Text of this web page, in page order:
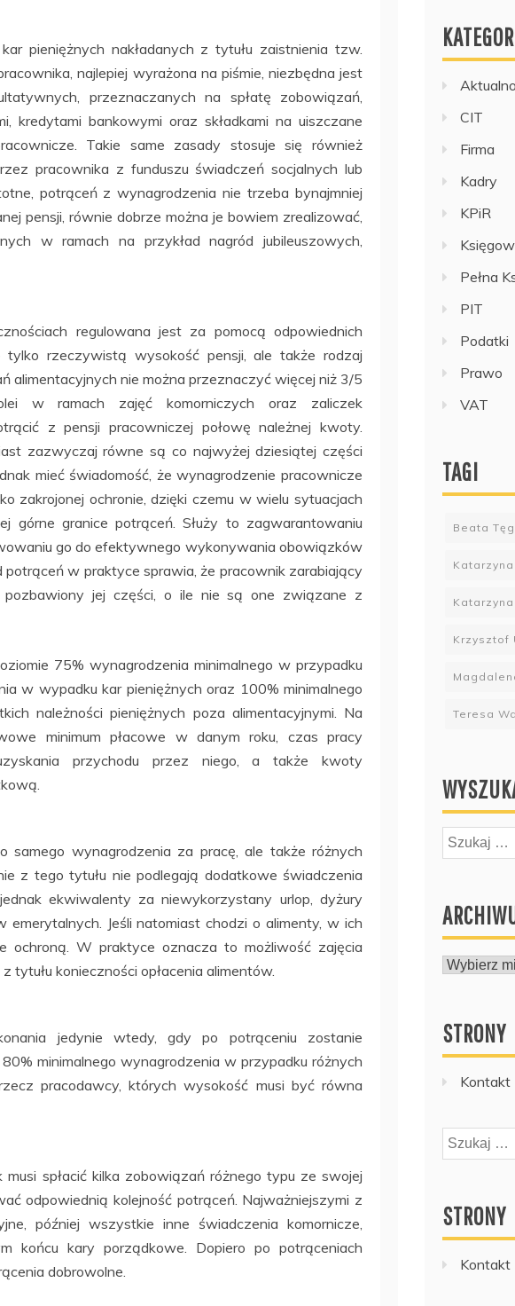
pieniężnych nakładanych z tytułu zaistnienia tzw.
najlepiej wyrażona na piśmie, niezbędna jest
przeznaczanych na spłatę zobowiązań,
kredytami bankowymi oraz składkami na uiszczane
Takie same zasady stosuje się również
pracownika z funduszu świadczeń socjalnych lub
potrąceń z wynagrodzenia nie trzeba bynajmniej
pensji, równie dobrze można je bowiem zrealizować,
w ramach na przykład nagród jubileuszowych,
regulowana jest za pomocą odpowiednich
rzeczywistą wysokość pensji, ale także rodzaj
alimentacyjnych nie można przeznaczyć więcej niż 3/5
w ramach zajęć komorniczych oraz zaliczek
z pensji pracowniczej połowę należnej kwoty.
zazwyczaj równe są co najwyżej dziesiątej części
mieć świadomość, że wynagrodzenie pracownicze
zakrojonej ochronie, dzięki czemu w wielu sytuacjach
górne granice potrąceń. Służy to zagwarantowaniu
go do efektywnego wykonywania obowiązków
w praktyce sprawia, że pracownik zarabiający
pozbawiony jej części, o ile nie są one związane z
75% wynagrodzenia minimalnego w przypadku
w wypadku kar pieniężnych oraz 100% minimalnego
należności pieniężnych poza alimentacyjnymi. Na
minimum płacowe w danym roku, czas pracy
przychodu przez niego, a także kwoty
samego wynagrodzenia za pracę, ale także różnych
z tego tytułu nie podlegają dodatkowe świadczenia
ekwiwalenty za niewykorzystany urlop, dyżury
Jeśli natomiast chodzi o alimenty, w ich
ochroną. W praktyce oznacza to możliwość zajęcia
konieczności opłacenia alimentów.
jedynie wtedy, gdy po potrąceniu zostanie
minimalnego wynagrodzenia w przypadku różnych
pracodawcy, których wysokość musi być równa
spłacić kilka zobowiązań różnego typu ze swojej
odpowiednią kolejność potrąceń. Najważniejszymi z
później wszystkie inne świadczenia komornicze,
końcu kary porządkowe. Dopiero po potrąceniach
dobrowolne.
CIT
Firma
Kadry
KPiR
Pełna
PIT
Podatki
Prawo
VAT
TAGI
Beata
Krzysztof
Teresa
Szukaj:
STRONY
Kontakt
Szukaj:
STRONY
Kontakt